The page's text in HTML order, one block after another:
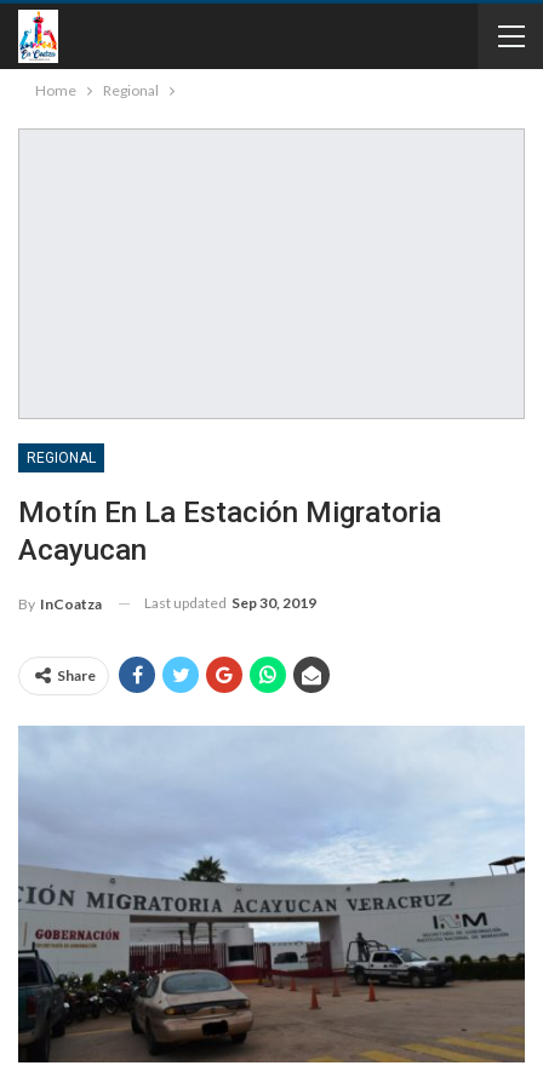
Home Regional
REGIONAL
Motín En La Estación Migratoria
Acayucan
By InCoatza Last updated Sep 30, 2019
Share